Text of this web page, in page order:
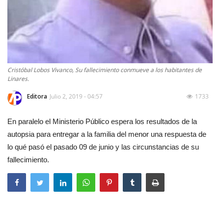
Cristóbal Lobos Vivanco, Su fallecimiento conmueve a los habitantes de
Linares.
Editora Julio 2, 2019 - 04:57 1733
En paralelo el Ministerio Público espera los resultados de la
autopsia para entregar a la familia del menor una respuesta de
lo qué pasó el pasado 09 de junio y las circunstancias de su
fallecimiento.